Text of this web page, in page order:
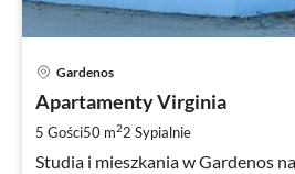
Gardenos
Apartamenty Virginia
5 Gości50 m22 Sypialnie
Studia i mieszkania w Gardenos